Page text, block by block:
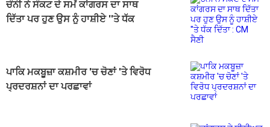
ਚੰਨੀ ਨੇ ਸੰਕਟ ਦੇ ਸਮੇਂ ਕਾਂਗਰਸ ਦਾ ਸਾਥ
ਦਿੱਤਾ ਪਰ ਹੁਣ ਉਸ ਨੂੰ ਹਾਸ਼ੀਏ ''ਤੇ ਧੱਕ
ਪਾਕਿ ਮਕਬੂਜ਼ਾ ਕਸ਼ਮੀਰ 'ਚ ਚੋਣਾਂ 'ਤੇ ਵਿਰੋਧ
ਪ੍ਰਦਰਸ਼ਨਾਂ ਦਾ ਪਰਛਾਵਾਂ